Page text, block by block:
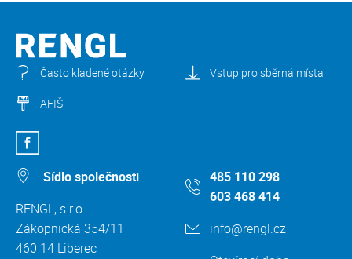
Často kladené otázky Vstup pro sběrná místa
AFIŠ
Sídlo společnosti
RENGL, s.r.o.
Zákopnická 354/11
460 14 Liberec
485 110 298
603 468 414
info@rengl.cz